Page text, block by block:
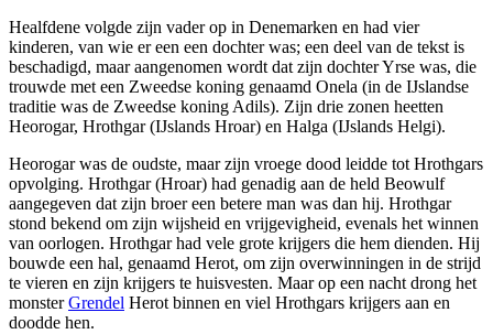
Healfdene volgde zijn vader op in Denemarken en had vier
kinderen, van wie er een een dochter was; een deel van de tekst is
beschadigd, maar aangenomen wordt dat zijn dochter Yrse was, die
trouwde met een Zweedse koning genaamd Onela (in de IJslandse
traditie was de Zweedse koning Adils). Zijn drie zonen heetten
Heorogar, Hrothgar (IJslands Hroar) en Halga (IJslands Helgi).
Heorogar was de oudste, maar zijn vroege dood leidde tot Hrothgars
opvolging. Hrothgar (Hroar) had genadig aan de held Beowulf
aangegeven dat zijn broer een betere man was dan hij. Hrothgar
stond bekend om zijn wijsheid en vrijgevigheid, evenals het winnen
van oorlogen. Hrothgar had vele grote krijgers die hem dienden. Hij
bouwde een hal, genaamd Herot, om zijn overwinningen in de strijd
te vieren en zijn krijgers te huisvesten. Maar op een nacht drong het
monsterGrendel Herot binnen en viel Hrothgars krijgers aan en
doodde hen.